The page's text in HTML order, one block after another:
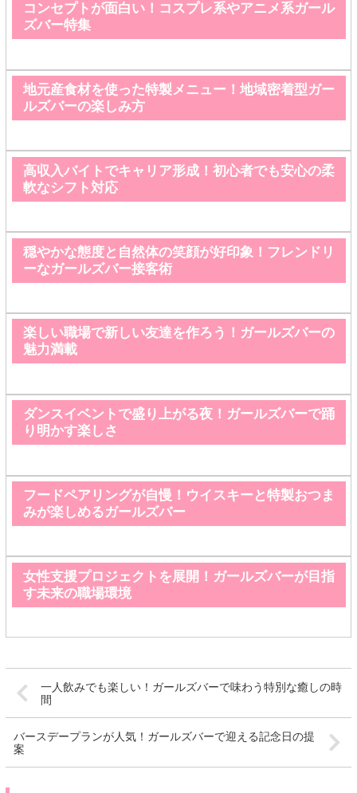
コンセプトが面白い！コスプレ系やアニメ系ガール
ズバー特集
地元産食材を使った特製メニュー！地域密着型ガー
ルズバーの楽しみ方
高収入バイトでキャリア形成！初心者でも安心の柔
軟なシフト対応
穏やかな態度と自然体の笑顔が好印象！フレンドリ
ーなガールズバー接客術
楽しい職場で新しい友達を作ろう！ガールズバーの
魅力満載
ダンスイベントで盛り上がる夜！ガールズバーで踊
り明かす楽しさ
フードペアリングが自慢！ウイスキーと特製おつま
みが楽しめるガールズバー
女性支援プロジェクトを展開！ガールズバーが目指
す未来の職場環境
一人飲みでも楽しい！ガールズバーで味わう特別な癒しの時
間
バースデープランが人気！ガールズバーで迎える記念日の提
案